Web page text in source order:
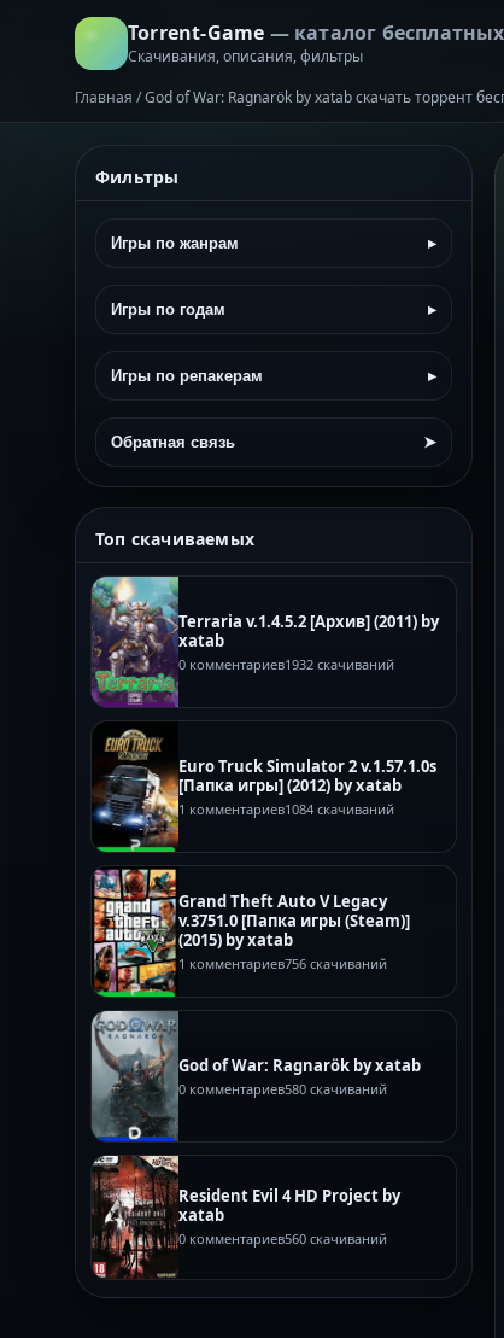
Torrent-Game — каталог
Скачивания, описания, фильтры
Главная /God of War: Ragnarök by xatab скачать торрент
Фильтры
Игры по жанрам ▸
Игры по годам ▸
Игры по репакерам ▸
Обратная связь ➤
Топ скачиваемых
Terraria v.1.4.5.2 [Архив] (2011) by
xatab
0 комментариев1932 скачиваний
Euro Truck Simulator 2 v.1.57.1.0s
[Папка игры] (2012) by xatab
1 комментариев1084 скачиваний
Grand Theft Auto V Legacy
v.3751.0 [Папка игры (Steam)]
(2015) by xatab
1 комментариев756 скачиваний
God of War: Ragnarök by xatab
0 комментариев580 скачиваний
Resident Evil 4 HD Project by
xatab
0 комментариев560 скачиваний